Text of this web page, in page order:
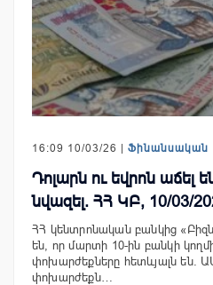
16:09 10/03/26 | Ֆինանսական
Դոլարն ու եվրոն աճել
նվազել. ՀՀ ԿԲ, 10/03/
ՀՀ կենտրոնական բանկից
են, որ մարտի 10-ին բանկի
փոխարժեքները հետևյալն են.
փոխարժեքն…